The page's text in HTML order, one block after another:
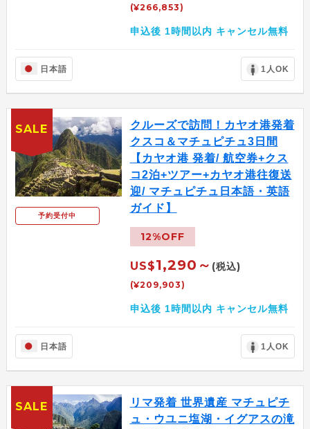
(¥266,853)
申込後 1時間以内 キャンセル無料
日本語 1人OK
予約受付中
クルーズで訪問！カヤオ港発着
クスコ＆マチュピチュ3日間
【カヤオ港 発着/ 航空券+クス
コ2泊+ツアー+カヤオ港往復送
迎/ マチュピチュ日本語・英語
ガイド】
12%OFF
US$1,290～ (税込)
(¥209,903)
申込後 1時間以内 キャンセル無料
日本語 1人OK
SALE
リマ発着 世界遺産 マチュピチ
ュ・ウユニ塩湖・イグアスの滝
SALE